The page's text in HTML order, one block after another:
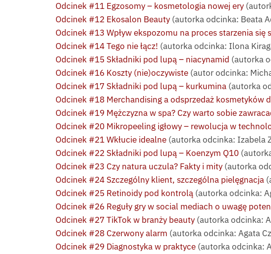
Odcinek #11 Egzosomy – kosmetologia nowej ery
Odcinek #12 Ekosalon Beauty (autorka odcinka: Beata
Odcinek #13 Wpływ ekspozomu na proces starzenia się
Odcinek #14 Tego nie łącz! (autorka odcinka: Ilona
Odcinek #15 Składniki pod lupą – niacynamid (autorka
Odcinek #16 Koszty (nie)oczywiste (autor odcinka:
Odcinek #17 Składniki pod lupą – kurkumina (autorka
Odcinek #18 Merchandising a odsprzedaż kosmetyków
Odcinek #19 Mężczyzna w spa? Czy warto sobie
Odcinek #20 Mikropeeling igłowy – rewolucja w
Odcinek #21 Wkłucie idealne (autorka odcinka: Izabela
Odcinek #22 Składniki pod lupą – Koenzym Q10
Odcinek #23 Czy natura uczula? Fakty i mity (autorka
Odcinek #24 Szczególny klient, szczególna pielęgnacja
Odcinek #25 Retinoidy pod kontrolą (autorka odcinka:
Odcinek #26 Reguły gry w social mediach o uwagę
Odcinek #27 TikTok w branży beauty (autorka odcinka:
Odcinek #28 Czerwony alarm (autorka odcinka: Agata
Odcinek #29 Diagnostyka w praktyce (autorka odcinka: